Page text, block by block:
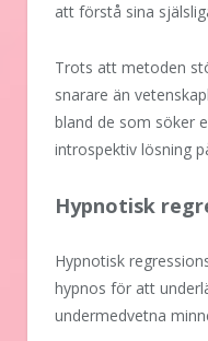
att förstå sina
Trots att metoden
snarare än
bland de som söker
introspektiv lösning
Hypnotisk
Hypnotisk
hypnos för att
undermedvetna